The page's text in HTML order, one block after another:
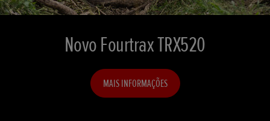
Novo Fourtrax TRX520
MAIS INFORMAÇÕES